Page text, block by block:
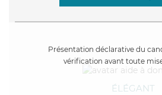
Présentation déclarative du
vérification avant toute
ÉLÉGANT